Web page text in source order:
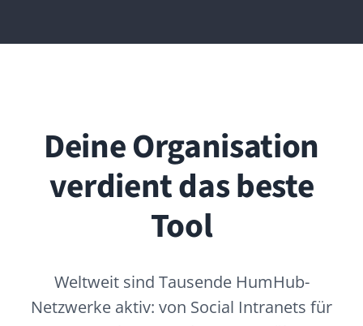
verdient das beste
Weltweit sind Tausende HumHub-
Netzwerke aktiv: von Social Intranets für
Unternehmen und Konzerne über
bis hin zu Wissensdatenbanken für
Community-Portale. Was sie alle
verbindet: der Wunsch nach einer
flexiblen, selbst gehosteten